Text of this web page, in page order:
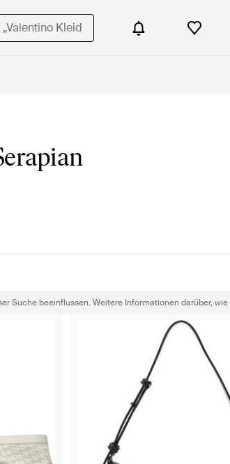
Suche beeinflussen. Weitere Informationen darüber,